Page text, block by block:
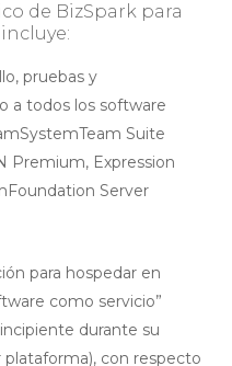
de BizSpark para
pruebas y
a todos los software
Suite
Premium, Expression
Server
para hospedar en
como servicio”
durante su
plataforma), con respecto